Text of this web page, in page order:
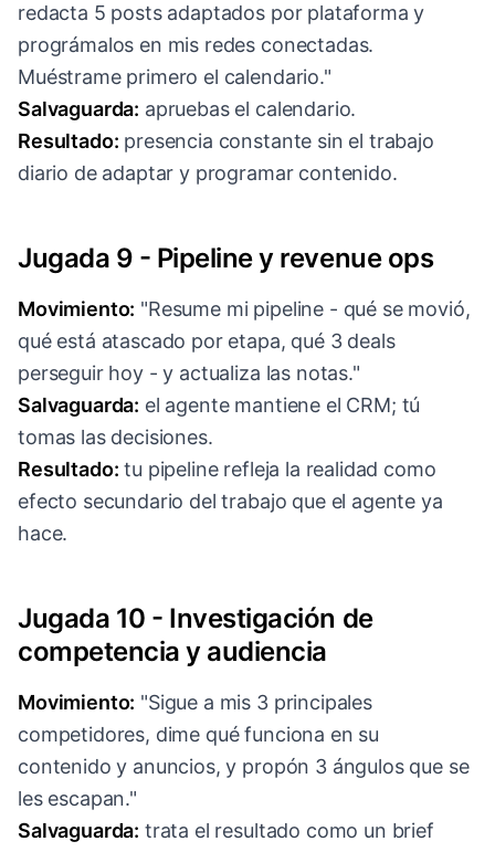
redacta 5 posts adaptados por plataforma y
prográmalos en mis redes conectadas.
Muéstrame primero el calendario."
Salvaguarda: apruebas el calendario.
Resultado: presencia constante sin el trabajo
diario de adaptar y programar contenido.
Jugada 9 - Pipeline y revenue ops
Movimiento: "Resume mi pipeline - qué se movió,
qué está atascado por etapa, qué 3 deals
perseguir hoy - y actualiza las notas."
Salvaguarda: el agente mantiene el CRM; tú
tomas las decisiones.
Resultado: tu pipeline refleja la realidad como
efecto secundario del trabajo que el agente ya
hace.
Jugada 10 - Investigación de
competencia y audiencia
Movimiento: "Sigue a mis 3 principales
competidores, dime qué funciona en su
contenido y anuncios, y propón 3 ángulos que se
les escapan."
Salvaguarda: trata el resultado como un brief